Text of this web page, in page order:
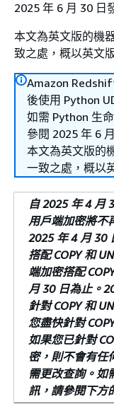
2025 年 6 月 30 日
本文為英文版的機
致之處，概以英文
Amazon
後使用 Python
如需 Python 生
參閱 2025 年 6
本文為英文版的
一致之處，概以
自 2025 年 4 月
用戶端加密將不
2025 年 4 月 30
搭配 COPY 和
端加密搭配
月 30 日為止。
針對 COPY 和
您盡快針對
如果您已針對
密，則不會有任
需更改查詢。如
訊，請參閱下方